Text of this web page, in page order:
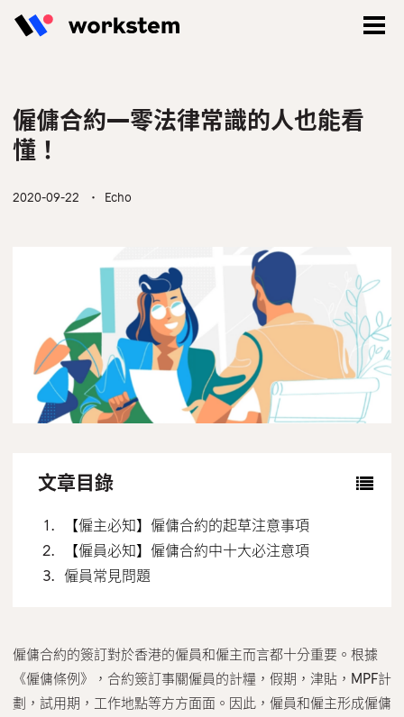
立即註冊
聯絡我們
僱傭合約—零法律常識的人也能看
懂！
2020-09-22 ・ Echo
文章目錄
【僱主必知】僱傭合約的起草注意事項
【僱員必知】僱傭合約中十大必注意項
僱員常見問題
僱傭合約的簽訂對於香港的僱員和僱主而言都十分重要。根據
《僱傭條例》，合約簽訂事關僱員的計糧，假期，津貼，MPF計
劃，試用期，工作地點等方方面面。因此，僱員和僱主形成僱傭